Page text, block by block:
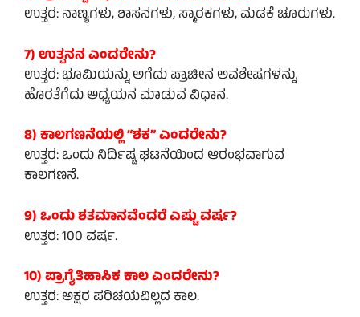
ಉತ್ತರ: ನಾಣ್ಯಗಳು, ಶಾಸನಗಳು, ಸ್ಮಾರಕಗಳು, ಮಡಕೆ ಚೂರುಗಳು.
7) ಉತ್ಪನನ ಎಂದರೇನು?
ಉತ್ತರ: ಭೂಮಿಯನ್ನು ಅಗೆದು ಪ್ರಾಚೀನ ಅವಶೇಷಗಳನ್ನು
ಹೊರತೆಗೆದು ಅಧ್ಯಯನ ಮಾಡುವ ವಿಧಾನ.
8) ಕಾಲಗಣನೆಯಲ್ಲಿ “ಶಕ” ಎಂದರೇನು?
ಉತ್ತರ: ಒಂದು ನಿರ್ದಿಷ್ಟ ಘಟನೆಯಿಂದ ಆರಂಭವಾಗುವ
ಕಾಲಗಣನೆ.
9) ಒಂದು ಶತಮಾನವೆಂದರೆ ಎಷ್ಟು ವರ್ಷ?
ಉತ್ತರ: 100 ವರ್ಷ.
10) ಪ್ರಾಗೈತಿಹಾಸಿಕ ಕಾಲ ಎಂದರೇನು?
ಉತ್ತರ: ಅಕ್ಷರ ಪರಿಚಯವಿಲ್ಲದ ಕಾಲ.